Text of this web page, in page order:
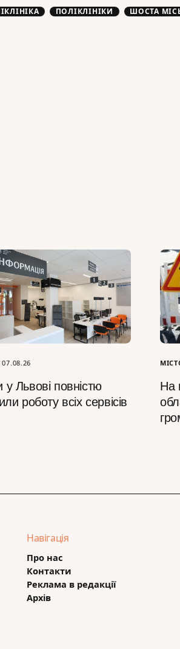
ПОЛІКЛІНІКИ ШОСТА
07.08.26
Львові повністю
роботу всіх сервісів
На
Навігація
Про нас
Контакти
Реклама в редакції
Архів